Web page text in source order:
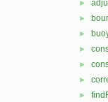
►
►
►
►
►
►
►